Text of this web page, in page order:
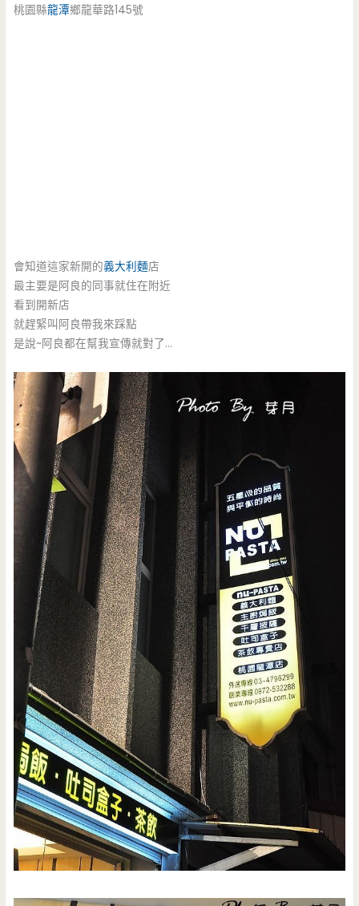
桃園縣龍潭鄉龍華路145號
會知道這家新開的義大利麵店
最主要是阿良的同事就住在附近
看到開新店
就趕緊叫阿良帶我來踩點
是說~阿良都在幫我宣傳就對了…